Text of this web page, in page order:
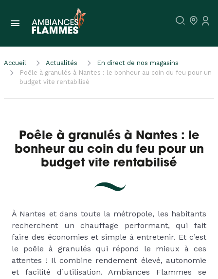
Accueil Actualités
En direct de nos magasins
Poêle à granulés à Nantes : le bonheur au coin du feu pour un
budget vite rentabilisé
Poêle à granulés à Nantes : le
bonheur au coin du feu pour un
budget vite rentabilisé
À Nantes et dans toute la métropole, les habitants
recherchent un chauffage performant, qui fait
faire des économies et simple à entretenir. Et c’est
le poêle à granulés qui répond le mieux à ces
attentes ! Il combine rendement élevé, autonomie
et facilité d’utilisation. Ambiances Flammes se